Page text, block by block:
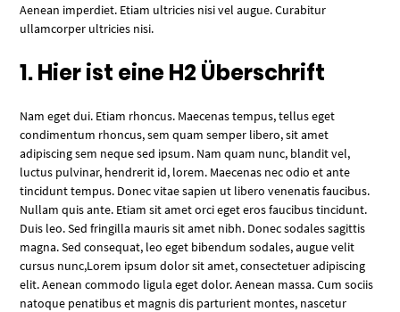
Aenean imperdiet. Etiam ultricies nisi vel augue. Curabitur
ullamcorper ultricies nisi.
1. Hier ist eine H2 Überschrift
Nam eget dui. Etiam rhoncus. Maecenas tempus, tellus eget
condimentum rhoncus, sem quam semper libero, sit amet
adipiscing sem neque sed ipsum. Nam quam nunc, blandit vel,
luctus pulvinar, hendrerit id, lorem. Maecenas nec odio et ante
tincidunt tempus. Donec vitae sapien ut libero venenatis faucibus.
Nullam quis ante. Etiam sit amet orci eget eros faucibus tincidunt.
Duis leo. Sed fringilla mauris sit amet nibh. Donec sodales sagittis
magna. Sed consequat, leo eget bibendum sodales, augue velit
cursus nunc,Lorem ipsum dolor sit amet, consectetuer adipiscing
elit. Aenean commodo ligula eget dolor. Aenean massa. Cum sociis
natoque penatibus et magnis dis parturient montes, nascetur